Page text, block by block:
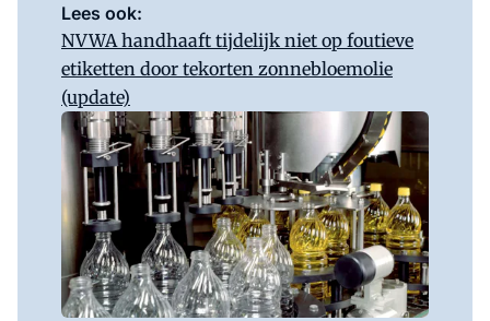
Lees ook:
NVWA handhaaft tijdelijk niet op foutieve
etiketten door tekorten zonnebloemolie
(update)